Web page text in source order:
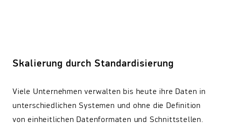
Skalierung durch Standardisierung
Viele Unternehmen verwalten bis heute ihre Daten in
unterschiedlichen Systemen und ohne die Definition
von einheitlichen Datenformaten und Schnittstellen.